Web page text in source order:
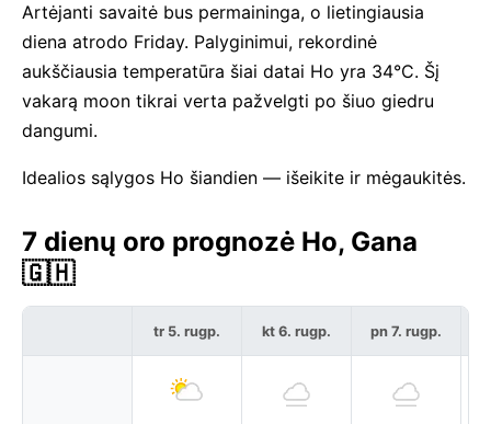
Artėjanti savaitė bus permaininga, o lietingiausia
diena atrodo Friday. Palyginimui, rekordinė
aukščiausia temperatūra šiai datai Ho yra 34°C. Šį
vakarą moon tikrai verta pažvelgti po šiuo giedru
dangumi.
Idealios sąlygos Ho šiandien — išeikite ir mėgaukitės.
7 dienų oro prognozė Ho, Gana
🇬🇭
tr 5. rugp. kt 6. rugp. pn 7. rugp.